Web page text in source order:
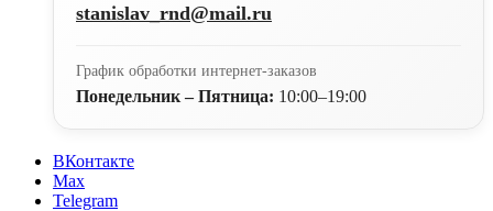
stanislav_rnd@mail.ru
График обработки интернет-заказов
Понедельник – Пятница: 10:00–19:00
ВКонтакте
Max
Telegram